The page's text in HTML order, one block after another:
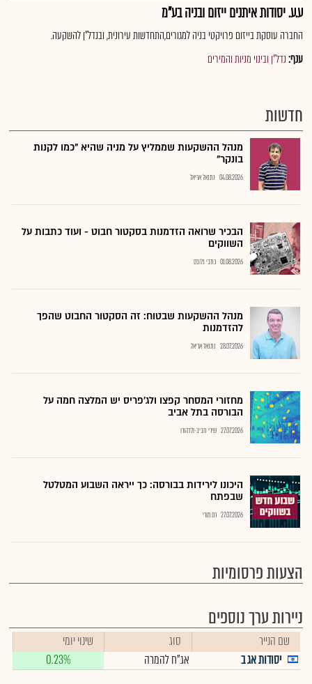
ע.ע. יסודות איתנים ייזום ובניה בע"מ
החברה עוסקת בייזום פרויקטי בניה למגורים,התחדשות עירונית, ובנדל"ן להשקעה.
ענף:נדל"ן ובינוי מניות והמירים
חדשות
מנהל ההשקעות שממליץ על מניה שהיא "כמו לקנות
בונקר"
04.08.2026 נתנאל אריאל
הבכיר שרואה הזדמנות בסקטור חבוט - ועוד כתבות על
השווקים
01.08.2026 כתבי גלובס
מנהל ההשקעות שבטוח: זה הסקטור החבוט שהפך
להזדמנות
28.07.2026 נתנאל אריאל
מחזורי המסחר קפצו ולג'פריס יש המלצה חמה על
הבורסה בתל אביב
27.07.2026 שירי חביב-ולדהורן
היכונו לירידות בבורסה: כך ייראה השבוע המטלטל
שבפתח
27.07.2026 רם מורי
הצעות פרסומיות
ניירות ערך נוספים
שם הנייר סוג
שינוי יומי
יסודות אג ב
אג"ח להמרה 0.23%